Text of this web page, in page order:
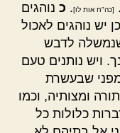
[כה"ח אות לו]. כ נוהגים
יש נוהגים לאכול
שנמשלה לדבש
ויש נותנים טעם
שבעשרת
ומצותיה, וכמו
כלולות כל